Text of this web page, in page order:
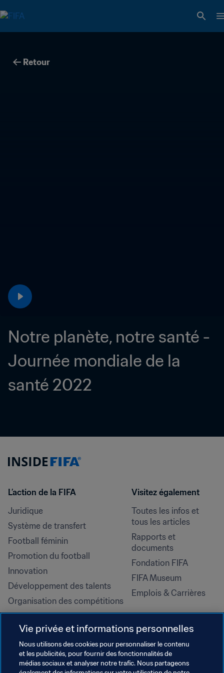
Retour
Notre planète, notre santé -
Journée mondiale de la
santé 2022
L’action de la FIFA
Juridique
Système de transfert
Football féminin
Promotion du football
Innovation
Développement des talents
Organisation des compétitions
Développement durable
Droits de l'homme et lutte contre
la discrimination
Santé et médical
Visitez également
Toutes les infos et
tous les articles
Rapports et
documents
Fondation FIFA
FIFA Museum
Emplois & Carrières
Vie privée et informations personnelles
Nous utilisons des cookies pour personnaliser le contenu
et les publicités, pour fournir des fonctionnalités de
médias sociaux et analyser notre trafic. Nous partageons